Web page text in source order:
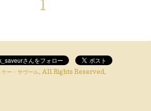
1
ケー・サヴール. All Rights Reserved.